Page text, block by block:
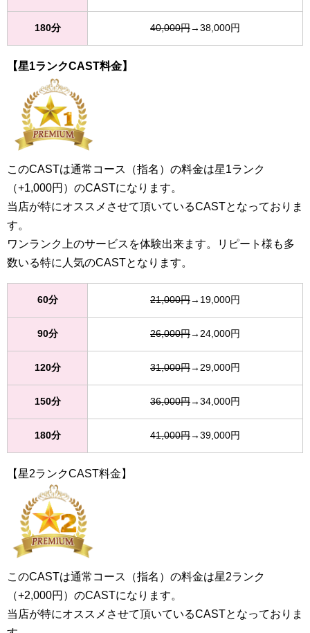
180分 40,000円→38,000円
【星1ランクCAST料金】
このCASTは通常コース（指名）の料金は星1ランク
（+1,000円）のCASTになります。
当店が特にオススメさせて頂いているCASTとなっておりま
す。
ワンランク上のサービスを体験出来ます。リピート様も多
数いる特に人気のCASTとなります。
60分 21,000円→19,000円
90分 26,000円→24,000円
120分 31,000円→29,000円
150分 36,000円→34,000円
180分 41,000円→39,000円
【星2ランクCAST料金】
このCASTは通常コース（指名）の料金は星2ランク
（+2,000円）のCASTになります。
当店が特にオススメさせて頂いているCASTとなっておりま